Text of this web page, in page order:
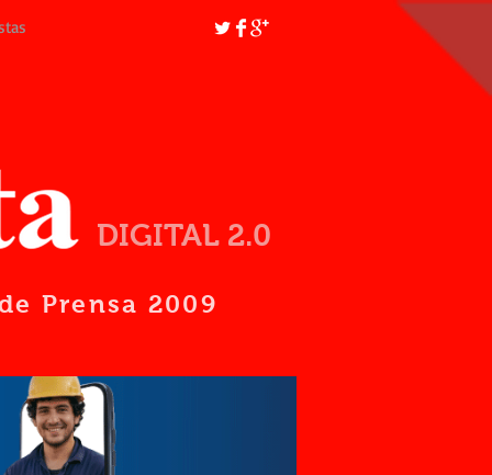
DIGITAL 2.0
Prensa 2009